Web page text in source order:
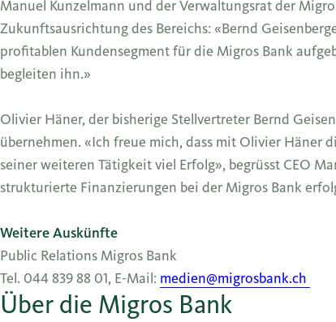
Manuel Kunzelmann und der Verwaltungsrat der
Zukunftsausrichtung des Bereichs: «Bernd
profitablen Kundensegment für die Migros Bank
begleiten ihn.»
Olivier Häner, der bisherige Stellvertreter Bernd
übernehmen. «Ich freue mich, dass mit Olivier
seiner weiteren Tätigkeit viel Erfolg», begrüsst CEO
strukturierte Finanzierungen bei der Migros Bank
Weitere Auskünfte
Public Relations Migros Bank
Tel. 044 839 88 01, E-Mail: medien@migrosbank.ch
Über die Migros Bank